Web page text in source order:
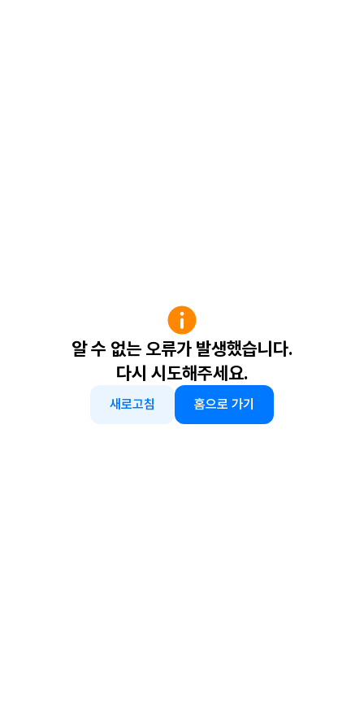
알 수 없는 오류가 발생했습니다.
다시 시도해주세요.
새로고침 홈으로 가기